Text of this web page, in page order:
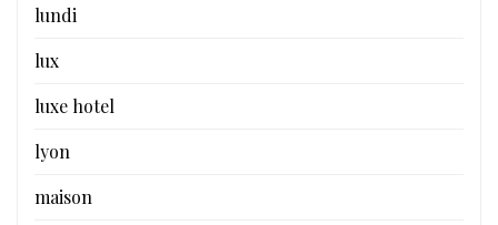
lundi
lux
luxe hotel
lyon
maison